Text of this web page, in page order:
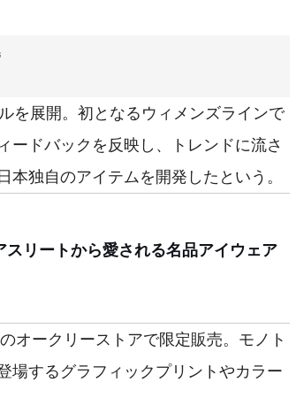
を展開。初となるウィメンズラインで
ードバックを反映し、トレンドに流さ
独自のアイテムを開発したという。
リートから愛される名品アイウェア
オークリーストアで限定販売。モノト
場するグラフィックプリントやカラー